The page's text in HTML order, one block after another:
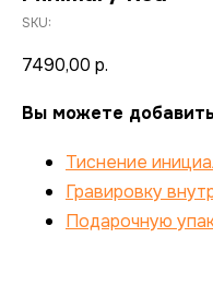
SKU:
7490,00 р.
Вы можете
Тиснение
Гравировку
Подарочную